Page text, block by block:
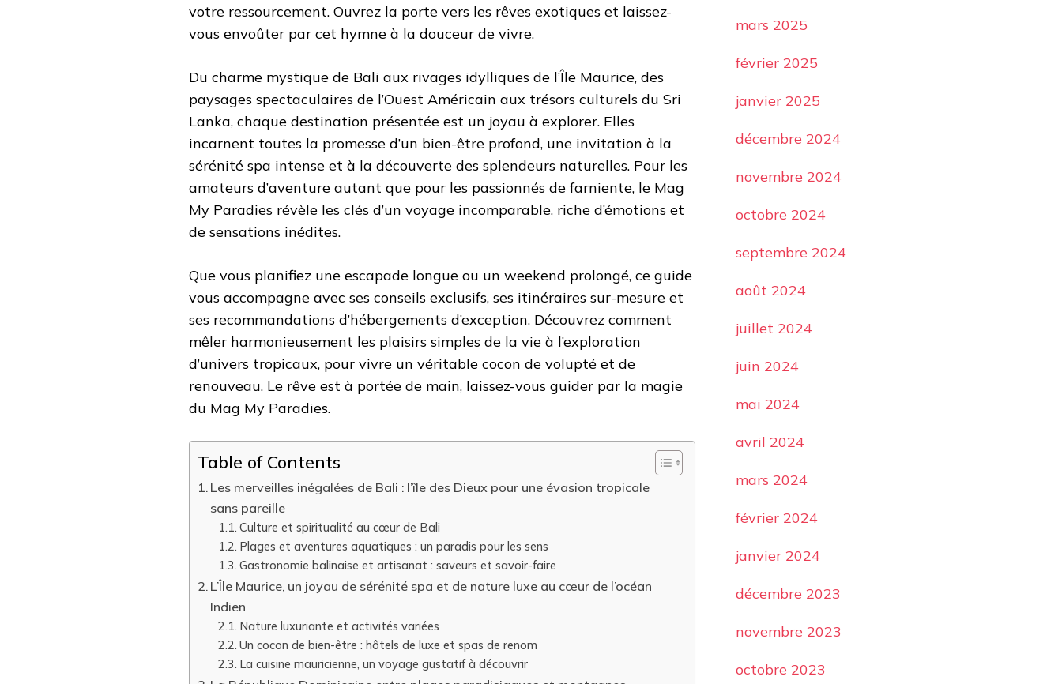
votre ressourcement. Ouvrez la porte vers les rêves exotiques et laissez-
vous envoûter par cet hymne à la douceur de vivre.
Du charme mystique de Bali aux rivages idylliques de l’Île Maurice, des
paysages spectaculaires de l’Ouest Américain aux trésors culturels du Sri
Lanka, chaque destination présentée est un joyau à explorer. Elles
incarnent toutes la promesse d’un bien-être profond, une invitation à la
sérénité spa intense et à la découverte des splendeurs naturelles. Pour les
amateurs d’aventure autant que pour les passionnés de farniente, le Mag
My Paradies révèle les clés d’un voyage incomparable, riche d’émotions et
de sensations inédites.
Que vous planifiez une escapade longue ou un weekend prolongé, ce guide
vous accompagne avec ses conseils exclusifs, ses itinéraires sur-mesure et
ses recommandations d’hébergements d’exception. Découvrez comment
mêler harmonieusement les plaisirs simples de la vie à l’exploration
d’univers tropicaux, pour vivre un véritable cocon de volupté et de
renouveau. Le rêve est à portée de main, laissez-vous guider par la magie
du Mag My Paradies.
Table of Contents
Les merveilles inégalées de Bali : l’île des Dieux pour une évasion tropicale
sans pareille
Culture et spiritualité au cœur de Bali
Plages et aventures aquatiques : un paradis pour les sens
Gastronomie balinaise et artisanat : saveurs et savoir-faire
L’Île Maurice, un joyau de sérénité spa et de nature luxe au cœur de l’océan
Indien
Nature luxuriante et activités variées
Un cocon de bien-être : hôtels de luxe et spas de renom
La cuisine mauricienne, un voyage gustatif à découvrir
mars 2025
février 2025
janvier 2025
décembre 2024
novembre 2024
octobre 2024
septembre 2024
août 2024
juillet 2024
juin 2024
mai 2024
avril 2024
mars 2024
février 2024
janvier 2024
décembre 2023
novembre 2023
octobre 2023